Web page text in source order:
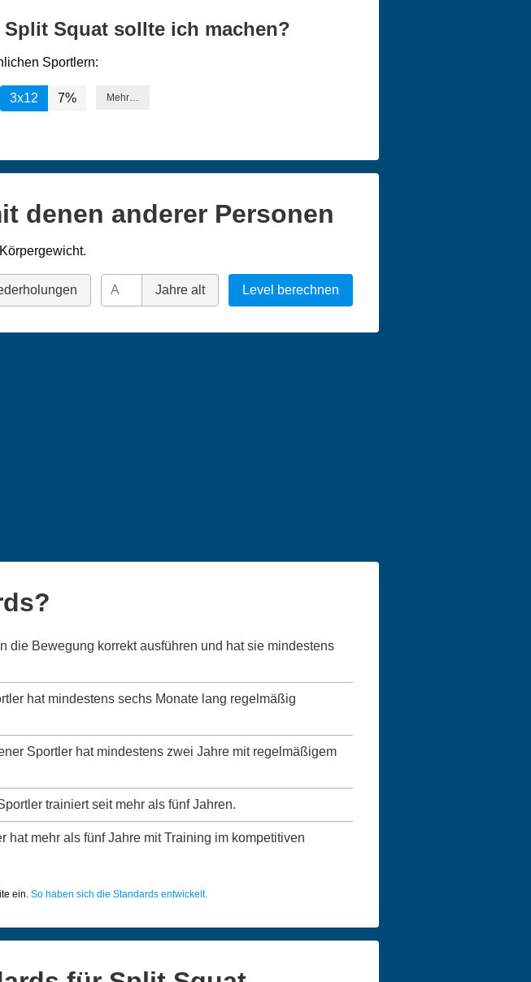
Squat sollte ich machen?
Sportlern:
3x12 7% Mehr…
denen anderer Personen
Jahre alt Level berechnen
die Bewegung korrekt ausführen und hat sie mindestens
hat mindestens sechs Monate lang regelmäßig
Sportler hat mindestens zwei Jahre mit regelmäßigem
trainiert seit mehr als fünf Jahren.
hat mehr als fünf Jahre mit Training im kompetitiven
ein. So haben sich die Standards entwickelt.